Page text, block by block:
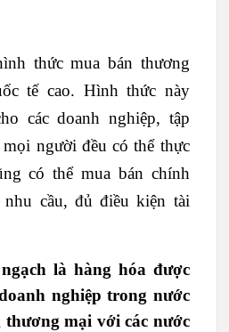
thức mua bán thương
tế cao. Hình thức này
các doanh nghiệp, tập
người đều có thể thực
có thể mua bán chính
nhu cầu, đủ điều kiện tài
là hàng hóa được
nghiệp trong nước
mại với các nước